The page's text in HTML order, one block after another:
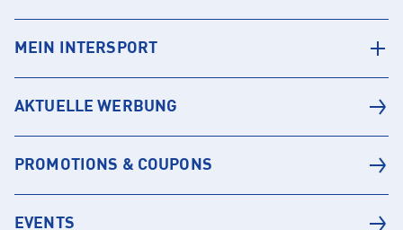
MEIN INTERSPORT
AKTUELLE WERBUNG
PROMOTIONS & COUPONS
EVENTS